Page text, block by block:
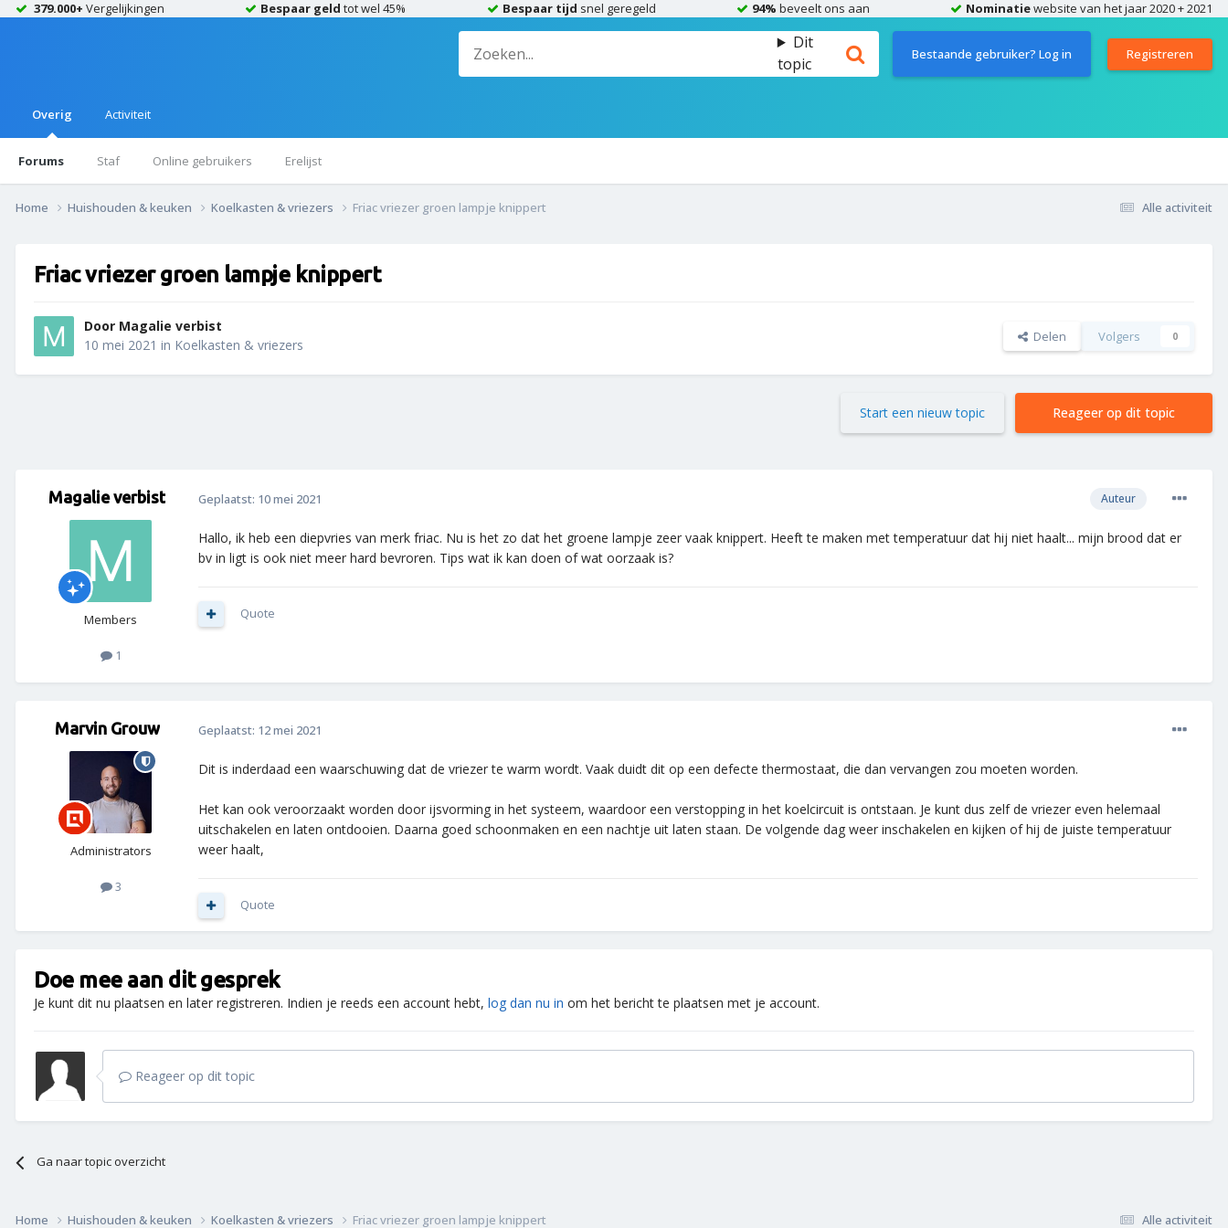
379.000+ Vergelijkingen Bespaar geld tot wel 45% Bespaar tijd snel geregeld 94% beveelt ons aan Nominatiewebsite van het jaar 2020 + 2021
Dit
topic
Bestaande gebruiker? Log in Registreren
Overig
Forums Staf Online gebruikers Erelijst
Activiteit
Alle activiteit
Home Huishouden & keuken Koelkasten & vriezers Friac vriezer groen lampje knippert
Friac vriezer groen lampje knippert
Door Magalie verbist
10 mei 2021 in Koelkasten & vriezers Delen Volgers 0
Reageer op dit topic
Start een nieuw topic
Magalie verbist
Members
1
Auteur
Geplaatst: 10 mei 2021
Hallo, ik heb een diepvries van merk friac. Nu is het zo dat het groene lampje zeer vaak knippert. Heeft te maken met temperatuur dat hij niet haalt... mijn brood dat er
bv in ligt is ook niet meer hard bevroren. Tips wat ik kan doen of wat oorzaak is?
Quote
Marvin Grouw
Administrators
3
Geplaatst: 12 mei 2021
Dit is inderdaad een waarschuwing dat de vriezer te warm wordt. Vaak duidt dit op een defecte thermostaat, die dan vervangen zou moeten worden.
Het kan ook veroorzaakt worden door ijsvorming in het systeem, waardoor een verstopping in het koelcircuit is ontstaan. Je kunt dus zelf de vriezer even helemaal
uitschakelen en laten ontdooien. Daarna goed schoonmaken en een nachtje uit laten staan. De volgende dag weer inschakelen en kijken of hij de juiste temperatuur
weer haalt,
Quote
Doe mee aan dit gesprek
Je kunt dit nu plaatsen en later registreren. Indien je reeds een account hebt, log dan nu in om het bericht te plaatsen met je account.
Reageer op dit topic
Ga naar topic overzicht
Alle activiteit
Home Huishouden & keuken Koelkasten & vriezers Friac vriezer groen lampje knippert